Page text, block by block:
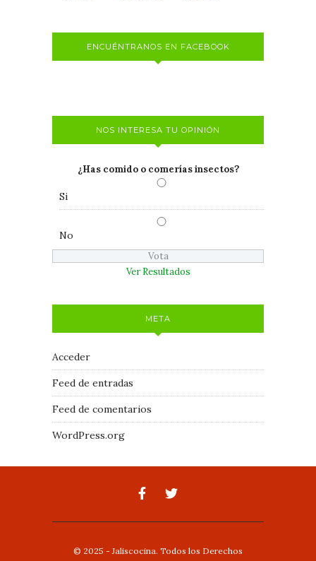
ENCUÉNTRANOS EN FACEBOOK
NOS INTERESA TU OPINIÓN
¿Has comido o comerías insectos?
Si
No
Ver Resultados
META
Acceder
Feed de entradas
Feed de comentarios
WordPress.org
© 2025 - Jaliscocina. Todos los Derechos